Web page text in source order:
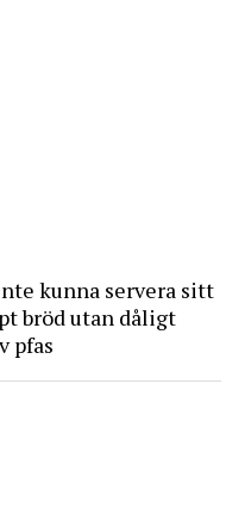
kunna servera sitt
bröd utan dåligt
pfas